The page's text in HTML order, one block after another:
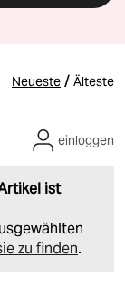
Neueste / Älteste
ist
zu finden.
einloggen